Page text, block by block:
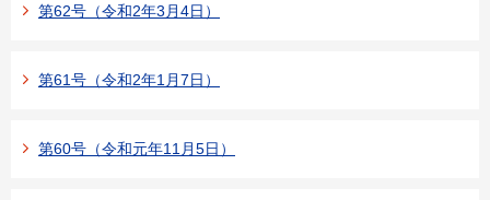
第62号（令和2年3月4日）
第61号（令和2年1月7日）
第60号（令和元年11月5日）